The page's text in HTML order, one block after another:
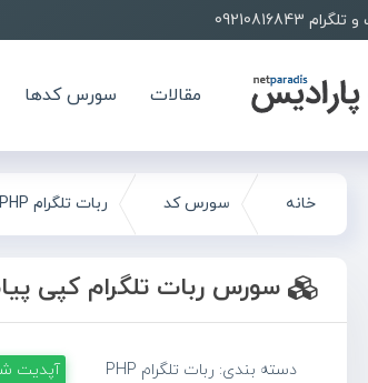
مقالات سورس کدها
خانه سورس کد ربات تلگرام PHP
سورس ربات تلگرام کپی
دسته بندی: ربات تلگرام PHP آپدیت